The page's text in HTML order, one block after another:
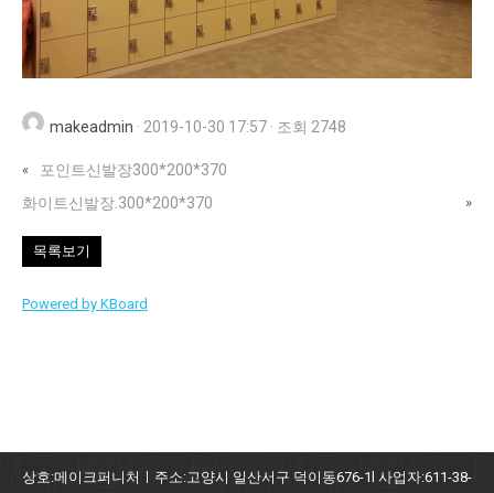
makeadmin · 2019-10-30 17:57 · 조회 2748
«
포인트신발장300*200*370
화이트신발장.300*200*370
»
목록보기
Powered by KBoard
상호:메이크퍼니처ㅣ주소:고양시 일산서구 덕이동676-1l 사업자:611-38-